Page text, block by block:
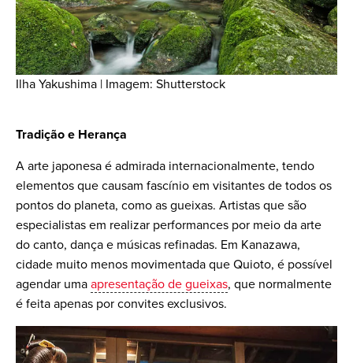
Ilha Yakushima | Imagem: Shutterstock
Tradição e Herança
A arte japonesa é admirada internacionalmente, tendo
elementos que causam fascínio em visitantes de todos os
pontos do planeta, como as gueixas. Artistas que são
especialistas em realizar performances por meio da arte
do canto, dança e músicas refinadas. Em Kanazawa,
cidade muito menos movimentada que Quioto, é possível
agendar uma apresentação de gueixas, que normalmente
é feita apenas por convites exclusivos.